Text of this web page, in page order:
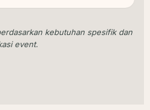
kebutuhan spesifik dan
event.